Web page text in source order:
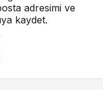
adresimi ve
kaydet.